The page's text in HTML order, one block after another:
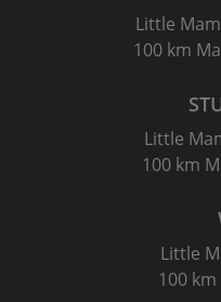
Little
100 km
Little
100 km
Little
100